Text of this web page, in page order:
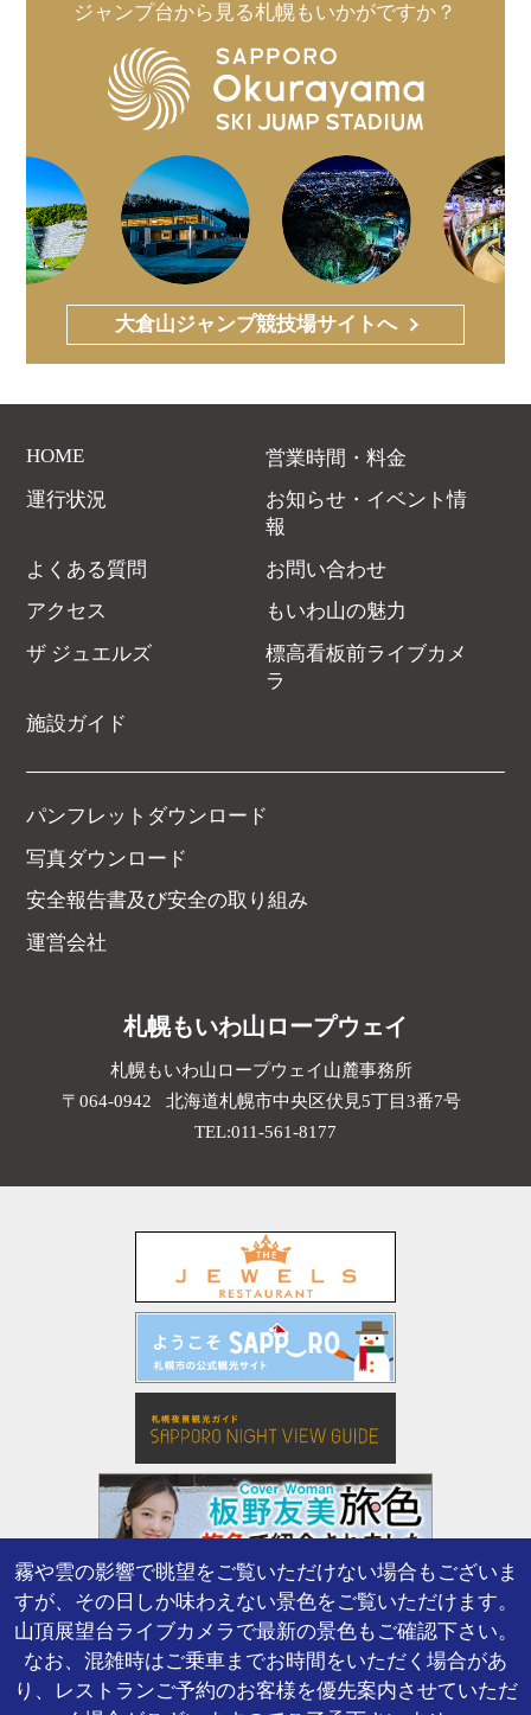
霧や雲の影響で眺望をご覧いただけない場合もございま
すが、その日しか味わえない景色をご覧いただけます。
山頂展望台ライブカメラで最新の景色もご確認下さい。
なお、混雑時はご乗車までお時間をいただく場合があ
り、レストランご予約のお客様を優先案内させていただ
ジャンプ台から見る札幌もいかがですか？
大倉山ジャンプ競技場サイトへ
HOME
営業時間・料金
運行状況
お知らせ・イベント情
報
よくある質問
お問い合わせ
アクセス
もいわ山の魅力
ザ ジュエルズ
標高看板前ライブカメ
ラ
施設ガイド
パンフレットダウンロード
写真ダウンロード
安全報告書及び安全の取り組み
運営会社
札幌もいわ山ロープウェイ
札幌もいわ山ロープウェイ山麓事務所
064-0942
北海道札幌市中央区伏見5丁目3番7号
TEL:011-561-8177